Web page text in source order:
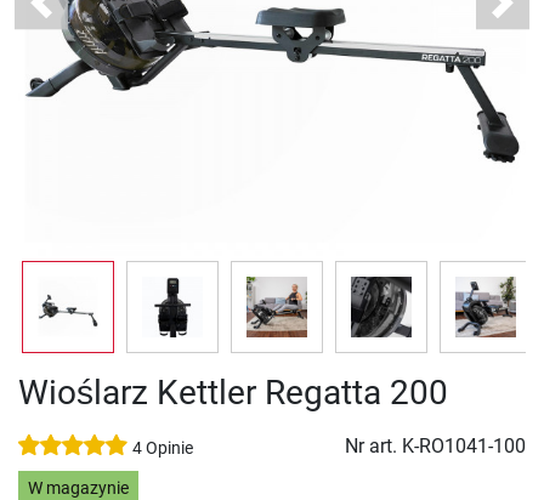
Previous Next
Wioślarz Kettler Regatta 200
4 Opinie Nr art. K-RO1041-100
W magazynie